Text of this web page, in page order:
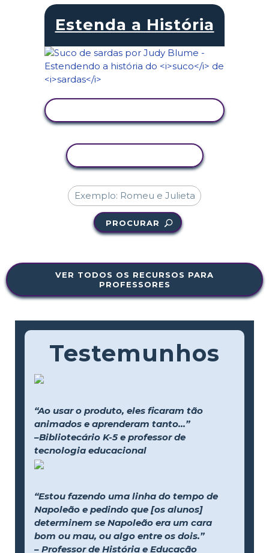
Estenda a História
PROCURAR
VER TODOS OS RECURSOS PARA
PROFESSORES
Testemunhos
“Ao usar o produto, eles ficaram tão
animados e aprenderam tanto...”
–Bibliotecário K-5 e professor de
tecnologia educacional
“Estou fazendo uma linha do tempo de
Napoleão e pedindo que [os alunos]
determinem se Napoleão era um cara
bom ou mau, ou algo entre os dois.”
– Professor de História e Educação